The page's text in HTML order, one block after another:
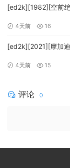
[ed2k][1982][空前
4天前 16
[ed2k][2021][摩加
4天前 15
评论 0